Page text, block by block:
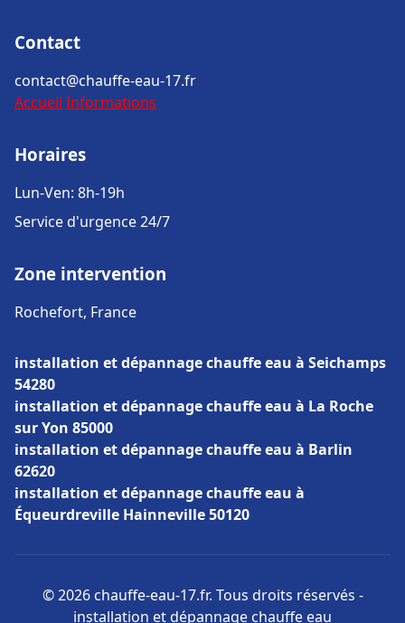
Contact
contact@chauffe-eau-17.fr
Accueil Informations
Horaires
Lun-Ven: 8h-19h
Service d'urgence 24/7
Zone intervention
Rochefort, France
installation et dépannage chauffe eau à Seichamps
54280
installation et dépannage chauffe eau à La Roche
sur Yon 85000
installation et dépannage chauffe eau à Barlin
62620
installation et dépannage chauffe eau à
Équeurdreville Hainneville 50120
© 2026 chauffe-eau-17.fr. Tous droits réservés -
installation et dépannage chauffe eau